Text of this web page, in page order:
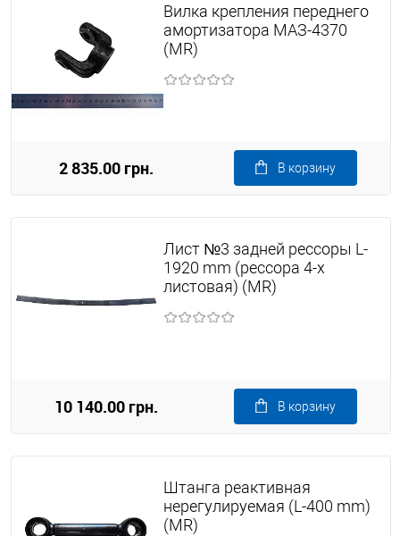
Вилка крепления переднего
амортизатора МАЗ-4370
(MR)
2 835.00 грн. В корзину
Лист №3 задней рессоры L-
1920 mm (рессора 4-х
листовая) (MR)
10 140.00 грн. В корзину
Штанга реактивная
нерегулируемая (L-400 mm)
(MR)